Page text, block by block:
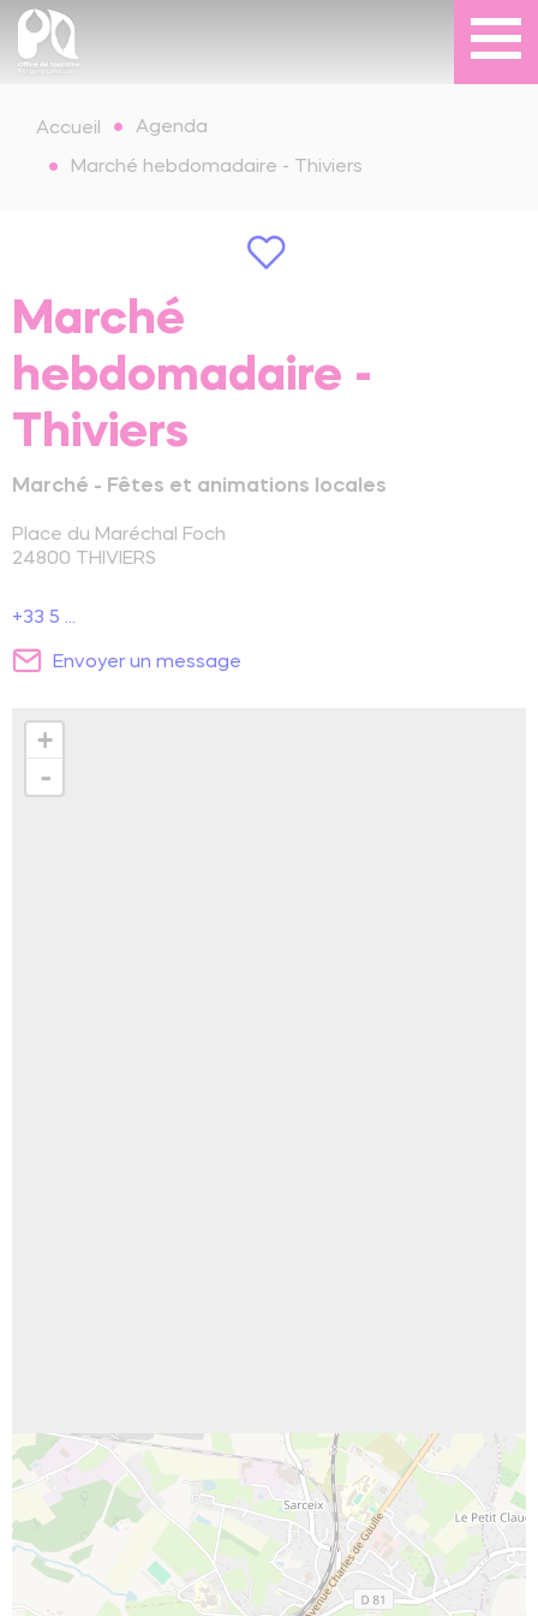
Accueil Agenda
Marché hebdomadaire - Thiviers
Marché
hebdomadaire -
Thiviers
Marché - Fêtes et animations locales
Place du Maréchal Foch
24800
THIVIERS
+33 5 ...
Envoyer un message
+
-